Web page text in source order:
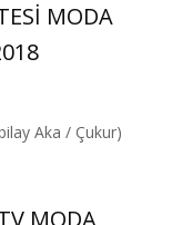
MODA
Aka / Çukur)
MODA